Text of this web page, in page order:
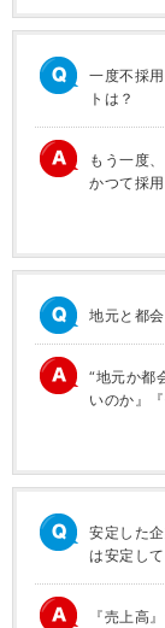
一度不採
トは？
もう一度
かつて採
地元と都
“地元か都
いのか』
安定した
は安定し
『売上高